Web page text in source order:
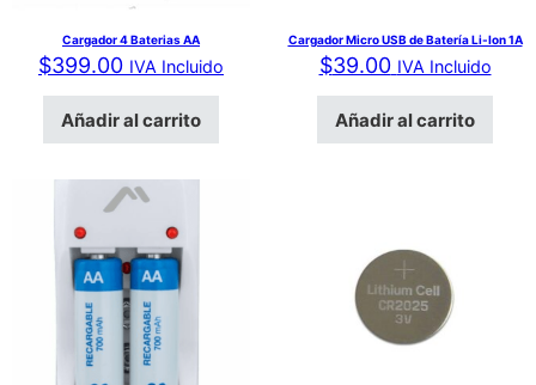
Cargador 4 Baterias AA
$399.00 IVA Incluido
Añadir al carrito
Cargador Micro USB de Batería Li-Ion 1A
$39.00 IVA Incluido
Añadir al carrito